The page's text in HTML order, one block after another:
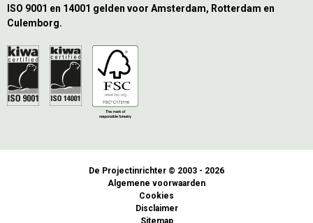
ISO 9001 en 14001 gelden voor Amsterdam, Rotterdam en
Culemborg.
De Projectinrichter © 2003 - 2026
Algemene voorwaarden
Cookies
Disclaimer
Sitemap